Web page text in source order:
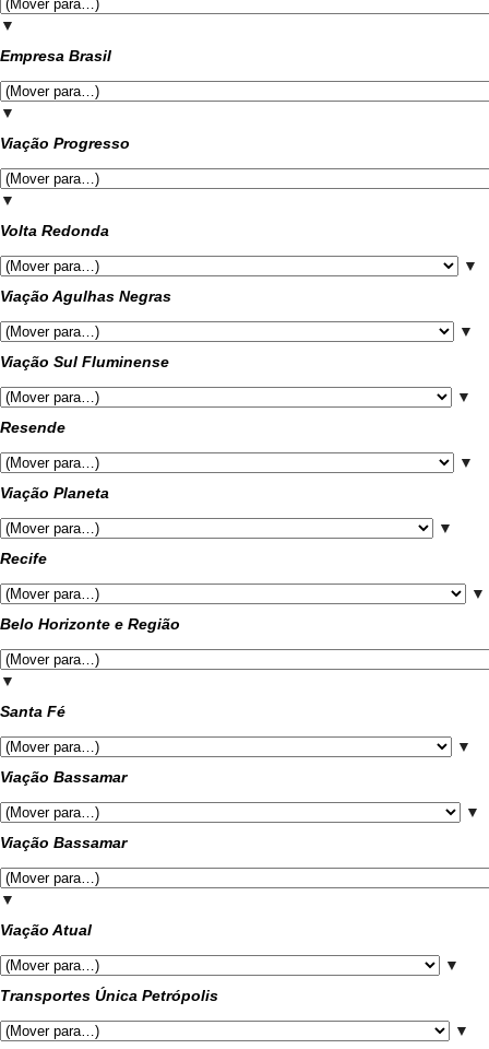
▼
Empresa Brasil
▼
Viação Progresso
▼
Volta Redonda
▼
Viação Agulhas Negras
▼
Viação Sul Fluminense
▼
Resende
▼
Viação Planeta
▼
Recife
▼
Belo Horizonte e Região
▼
Santa Fé
▼
Viação Bassamar
▼
Viação Bassamar
▼
Viação Atual
▼
Transportes Única Petrópolis
▼